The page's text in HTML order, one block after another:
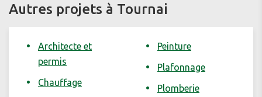
Autres projets à Tournai
Architecte et
permis
Chauffage
Peinture
Plafonnage
Plomberie